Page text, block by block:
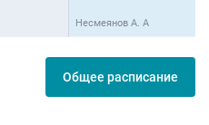
Несмеянов А. А
Общее расписание